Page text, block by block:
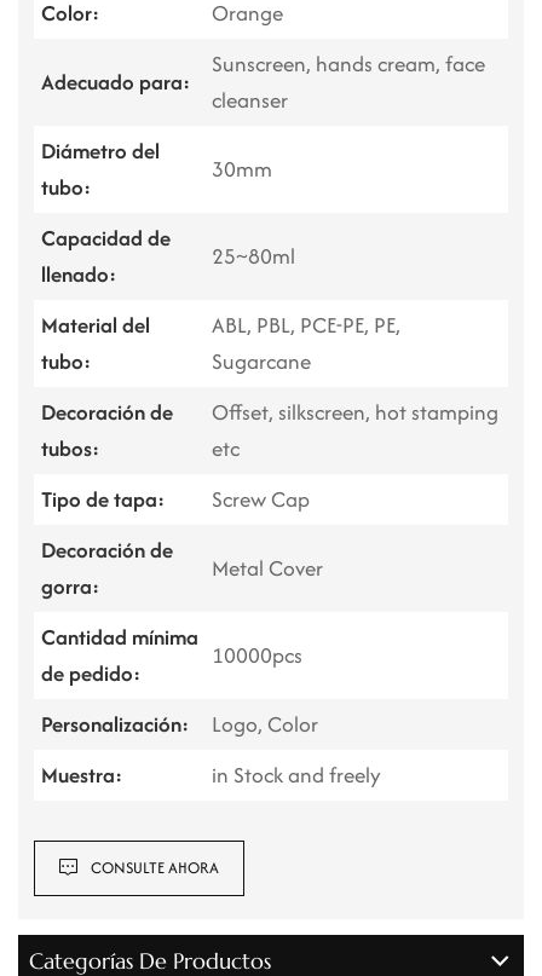
Color: Orange
Adecuado para:
Sunscreen, hands cream, face
cleanser
Diámetro del
tubo:
30mm
Capacidad de
llenado:
25~80ml
Material del
tubo:
ABL, PBL, PCE-PE, PE,
Sugarcane
Decoración de
tubos:
Offset, silkscreen, hot stamping
etc
Tipo de tapa:
Screw Cap
Decoración de
gorra:
Metal Cover
Cantidad mínima
de pedido:
10000pcs
Personalización:
Logo, Color
Muestra:
in Stock and freely
CONSULTE AHORA
Categorías De Productos